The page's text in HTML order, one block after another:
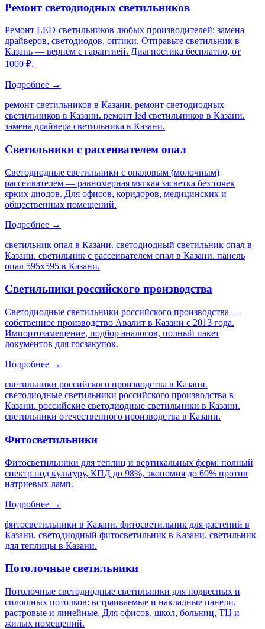
Ремонт светодиодных светильников
Ремонт LED-светильников любых производителей: замена
драйверов, светодиодов, оптики. Отправьте светильник в
Казань — вернём с гарантией. Диагностика бесплатно, от
1000 ₽.
Подробнее →
ремонт светильников в Казани. ремонт светодиодных
светильников в Казани. ремонт led светильников в Казани.
замена драйвера светильника в Казани.
Светильники с рассеивателем опал
Светодиодные светильники с опаловым (молочным)
рассеивателем — равномерная мягкая засветка без точек
ярких диодов. Для офисов, коридоров, медицинских и
общественных помещений.
Подробнее →
светильник опал в Казани. светодиодный светильник опал в
Казани. светильник с рассеивателем опал в Казани. панель
опал 595х595 в Казани.
Светильники российского производства
Светодиодные светильники российского производства —
собственное производство Авалит в Казани с 2013 года.
Импортозамещение, подбор аналогов, полный пакет
документов для госзакупок.
Подробнее →
светильники российского производства в Казани.
светодиодные светильники российского производства в
Казани. российские светодиодные светильники в Казани.
светильники отечественного производства в Казани.
Фитосветильники
Фитосветильники для теплиц и вертикальных ферм: полный
спектр под культуру, КПД до 98%, экономия до 60% против
натриевых ламп.
Подробнее →
фитосветильники в Казани. фитосветильник для растений в
Казани. светодиодный фитосветильник в Казани. светильник
для теплицы в Казани.
Потолочные светильники
Потолочные светодиодные светильники для подвесных и
сплошных потолков: встраиваемые и накладные панели,
растровые и линейные. Для офисов, школ, больниц, ТЦ и
жилых помещений.